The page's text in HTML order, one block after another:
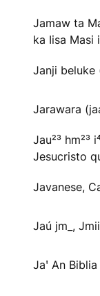
Jamaw ta
ka Iisa Masi
Janji beluke
Jarawara
Jau²³ hm²³
Jesucristo
Javanese,
Jaú jm_,
Jaꞌ An